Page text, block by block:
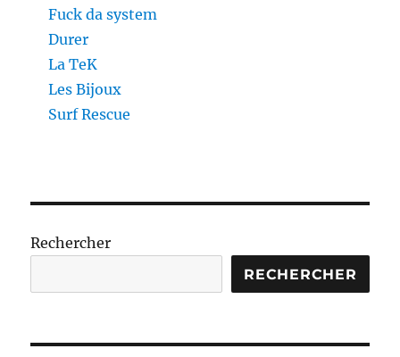
Fuck da system
Durer
La TeK
Les Bijoux
Surf Rescue
Rechercher
RECHERCHER